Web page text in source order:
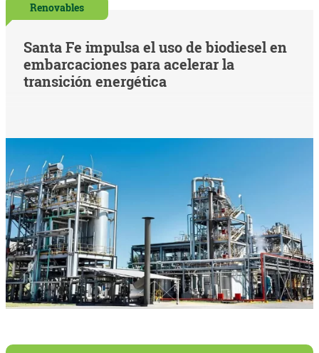
Renovables
Santa Fe impulsa el uso de biodiesel en
embarcaciones para acelerar la
transición energética